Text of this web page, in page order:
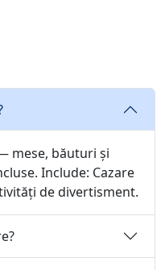
mese, băuturi și
Include: Cazare
de divertisment.